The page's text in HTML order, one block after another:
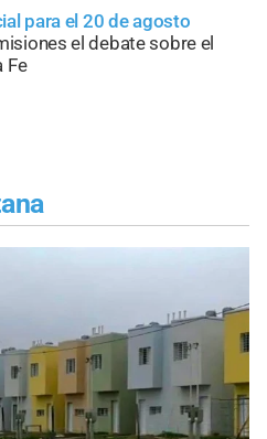
para el 20 de agosto
el debate sobre el
Fe